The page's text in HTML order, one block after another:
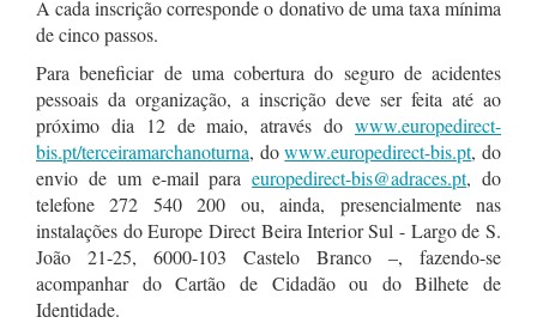
A cada inscrição corresponde o donativo de uma taxa mínima
de cinco passos.
Para beneficiar de uma cobertura do seguro de acidentes
pessoais da organização, a inscrição deve ser feita até ao
próximo dia 12 de maio, através do www.europedirect-
bis.pt/terceiramarchanoturna, dowww.europedirect-bis.pt, do
envio de um e-mail paraeuropedirect-bis@adraces.pt, do
telefone 272 540 200 ou, ainda, presencialmente nas
instalações do Europe Direct Beira Interior Sul - Largo de S.
João 21-25, 6000-103 Castelo Branco –, fazendo-se
acompanhar do Cartão de Cidadão ou do Bilhete de
Identidade.